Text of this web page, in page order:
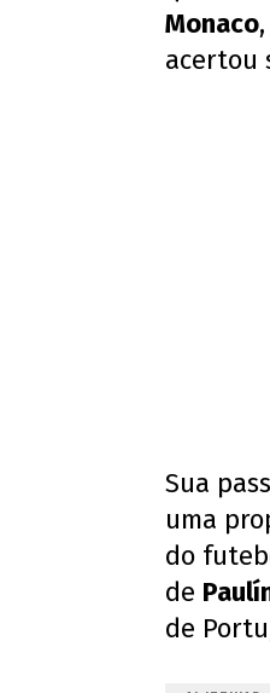
Monaco
acertou
Sua
uma
do
de
de